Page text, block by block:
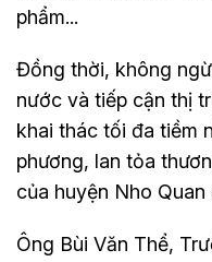
phẩm...
Đồng thời, không
nước và tiếp cận thị
khai thác tối đa tiềm
phương, lan tỏa
của huyện Nho
Ông Bùi Văn Thể,